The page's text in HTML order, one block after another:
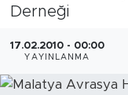
Derneği
17.02.2010 - 00:00
YAYINLANMA
Ekonomi
Güncel
Kültür